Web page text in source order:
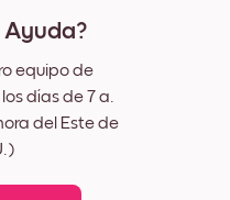
equipo de
días de 7 a.
del Este de